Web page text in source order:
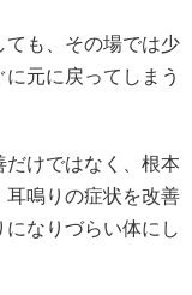
ても、その場では少
元に戻ってしまう
けではなく、根本
耳鳴りの症状を改善
なりづらい体にし